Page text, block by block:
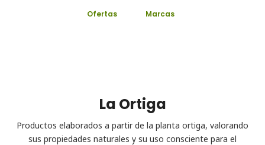
Ofertas Marcas
La Ortiga
Productos elaborados a partir de la planta ortiga, valorando
sus propiedades naturales y su uso consciente para el